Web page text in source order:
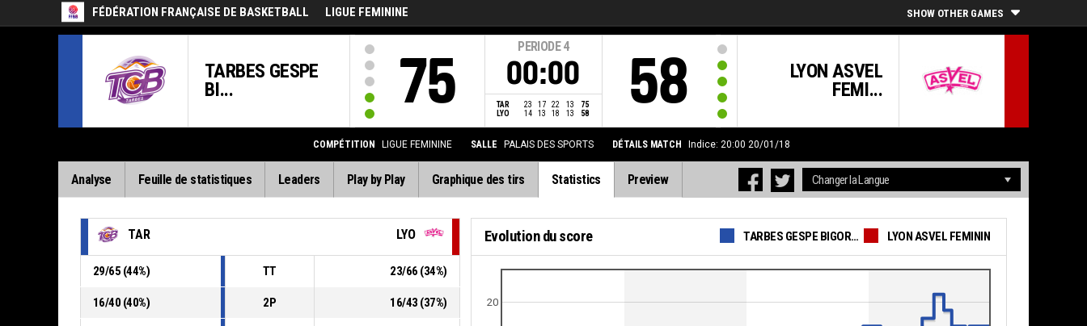
FÉDÉRATION FRANÇAISE DE BASKETBALL LIGUE FEMININE SHOW OTHER GAMES
TARBES GESPE
BI...
75
PERIODE 4
00:00
TAR 23 17 22 13
75
LYO
14 13 18 13 58
LYON ASVEL
FEMI...
58
COMPÉTITION LIGUE FEMININE SALLE PALAIS DES SPORTS DÉTAILS MATCH Indice: 20:00 20/01/18
Analyse Feuille de statistiques Leaders Play by Play Graphique des tirs Statistics Preview
TAR LYO
29/65 (44%) TT 23/66 (34%)
16/40 (40%) 2P 16/43 (37%)
Evolution du score TARBES GESPE BIGORRE LYON ASVEL FEMININ
20